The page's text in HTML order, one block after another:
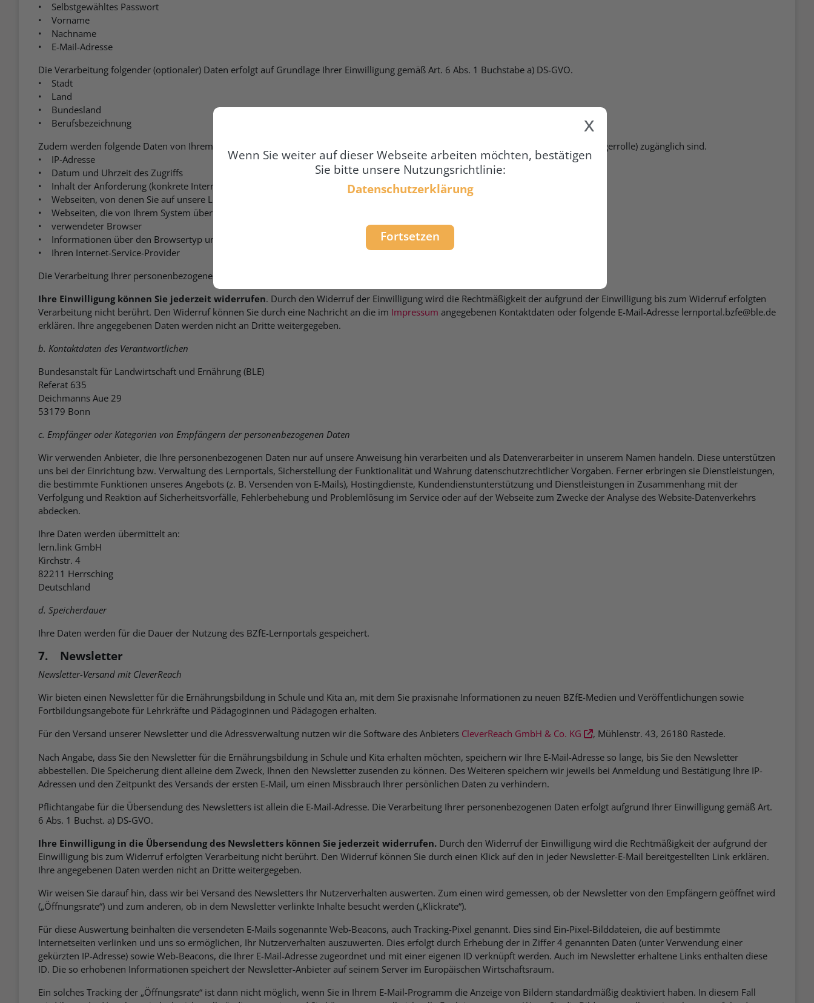
Wenn Sie weiter auf dieser Webseite arbeiten möchten, bestätigen
Sie bitte unsere Nutzungsrichtlinie:
Datenschutzerklärung
Fortsetzen
x
• Selbstgewähltes Passwort
• Vorname
• Nachname
• E-Mail-Adresse
Die Verarbeitung folgender (optionaler) Daten erfolgt auf Grundlage Ihrer Einwilligung gemäß Art. 6 Abs. 1 Buchstabe a) DS-GVO.
• Stadt
• Land
• Bundesland
• Berufsbezeichnung
Zudem werden folgende Daten von Ihrem Browser übertragen, die nur einem ausgewählten Personenkreis (Administratorenrolle, Managerrolle) zugänglich sind.
• IP-Adresse
• Datum und Uhrzeit des Zugriffs
• Inhalt der Anforderung (konkrete Internet-Seite)
• Webseiten, von denen Sie auf unsere Lernplattform gelangen
• Webseiten, die von Ihrem System über unser Lernportal aufgerufen werden
• verwendeter Browser
• Informationen über den Browsertyp und die verwendete Version
• Ihren Internet-Service-Provider
Die Verarbeitung Ihrer personenbezogenen Daten erfolgt zur Registrierung und anschließenden Nutzung des BZfE-Lernportals.
Ihre Einwilligung können Sie jederzeit widerrufen. Durch den Widerruf der Einwilligung wird die Rechtmäßigkeit der aufgrund der Einwilligung bis zum Widerruf erfolgten
Verarbeitung nicht berührt. Den Widerruf können Sie durch eine Nachricht an die im Impressum angegebenen Kontaktdaten oder folgende E-Mail-Adresse lernportal.bzfe@ble.de
erklären. Ihre angegebenen Daten werden nicht an Dritte weitergegeben.
b. Kontaktdaten des Verantwortlichen
Bundesanstalt für Landwirtschaft und Ernährung (BLE)
Referat 635
Deichmanns Aue 29
53179 Bonn
c. Empfänger oder Kategorien von Empfängern der personenbezogenen Daten
Wir verwenden Anbieter, die Ihre personenbezogenen Daten nur auf unsere Anweisung hin verarbeiten und als Datenverarbeiter in unserem Namen handeln. Diese unterstützen
uns bei der Einrichtung bzw. Verwaltung des Lernportals, Sicherstellung der Funktionalität und Wahrung datenschutzrechtlicher Vorgaben. Ferner erbringen sie Dienstleistungen,
die bestimmte Funktionen unseres Angebots (z. B. Versenden von E-Mails), Hostingdienste, Kundendienstunterstützung und Dienstleistungen in Zusammenhang mit der
Verfolgung und Reaktion auf Sicherheitsvorfälle, Fehlerbehebung und Problemlösung im Service oder auf der Webseite zum Zwecke der Analyse des Website-Datenverkehrs
abdecken.
Ihre Daten werden übermittelt an:
lern.link GmbH
Kirchstr. 4
82211 Herrsching
Deutschland
d. Speicherdauer
Ihre Daten werden für die Dauer der Nutzung des BZfE-Lernportals gespeichert.
7. Newsletter
Newsletter-Versand mit CleverReach
Wir bieten einen Newsletter für die Ernährungsbildung in Schule und Kita an, mit dem Sie praxisnahe Informationen zu neuen BZfE-Medien und Veröffentlichungen sowie
Fortbildungsangebote für Lehrkräfte und Pädagoginnen und Pädagogen erhalten.
Für den Versand unserer Newsletter und die Adressverwaltung nutzen wir die Software des Anbieters CleverReach GmbH & Co. KG
, Mühlenstr. 43, 26180 Rastede.
Nach Angabe, dass Sie den Newsletter für die Ernährungsbildung in Schule und Kita erhalten möchten, speichern wir Ihre E-Mail-Adresse so lange, bis Sie den Newsletter
abbestellen. Die Speicherung dient alleine dem Zweck, Ihnen den Newsletter zusenden zu können. Des Weiteren speichern wir jeweils bei Anmeldung und Bestätigung Ihre IP-
Adressen und den Zeitpunkt des Versands der ersten E-Mail, um einen Missbrauch Ihrer persönlichen Daten zu verhindern.
Pflichtangabe für die Übersendung des Newsletters ist allein die E-Mail-Adresse. Die Verarbeitung Ihrer personenbezogenen Daten erfolgt aufgrund Ihrer Einwilligung gemäß Art.
6 Abs. 1 Buchst. a) DS-GVO.
Ihre Einwilligung in die Übersendung des Newsletters können Sie jederzeit widerrufen. Durch den Widerruf der Einwilligung wird die Rechtmäßigkeit der aufgrund der
Einwilligung bis zum Widerruf erfolgten Verarbeitung nicht berührt. Den Widerruf können Sie durch einen Klick auf den in jeder Newsletter-E-Mail bereitgestellten Link erklären.
Ihre angegebenen Daten werden nicht an Dritte weitergegeben.
Wir weisen Sie darauf hin, dass wir bei Versand des Newsletters Ihr Nutzerverhalten auswerten. Zum einen wird gemessen, ob der Newsletter von den Empfängern geöffnet wird
(„Öffnungsrate“) und zum anderen, ob in dem Newsletter verlinkte Inhalte besucht werden („Klickrate“).
Für diese Auswertung beinhalten die versendeten E-Mails sogenannte Web-Beacons, auch Tracking-Pixel genannt. Dies sind Ein-Pixel-Bilddateien, die auf bestimmte
Internetseiten verlinken und uns so ermöglichen, Ihr Nutzerverhalten auszuwerten. Dies erfolgt durch Erhebung der in Ziffer 4 genannten Daten (unter Verwendung einer
gekürzten IP-Adresse) sowie Web-Beacons, die Ihrer E-Mail-Adresse zugeordnet und mit einer eigenen ID verknüpft werden. Auch im Newsletter erhaltene Links enthalten diese
ID. Die so erhobenen Informationen speichert der Newsletter-Anbieter auf seinem Server im Europäischen Wirtschaftsraum.
Ein solches Tracking der „Öffnungsrate“ ist dann nicht möglich, wenn Sie in Ihrem E-Mail-Programm die Anzeige von Bildern standardmäßig deaktiviert haben. In diesem Fall